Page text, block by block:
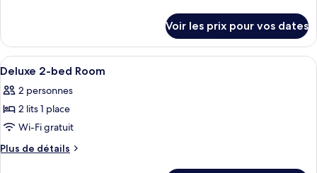
chambre :
Standard
2-
bed
Room
le
type
de
Standard
2-
Room
Voir les prix pour vos dates
Afficher
toutes
les
photos
pour
ce
Une chambre d’hôtel avec deux
8
Deluxe 2-bed Room
2 personnes
2 lits 1 place
Wi-Fi gratuit
Plus de détails
Plus